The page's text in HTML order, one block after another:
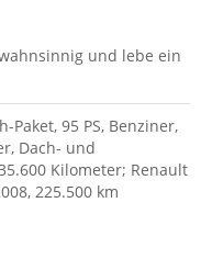
und lebe ein
Paket, 95 PS, Benziner,
Dach- und
Kilometer; Renault
225.500 km